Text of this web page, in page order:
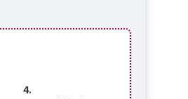
4.